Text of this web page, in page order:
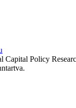
Capital Policy